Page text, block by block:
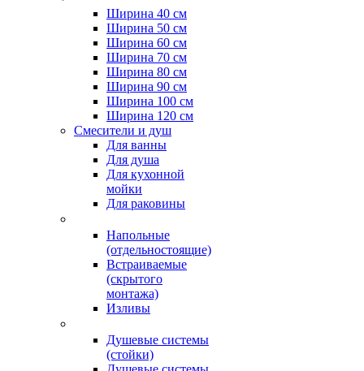
Ширина 40 см
Ширина 50 см
Ширина 60 см
Ширина 70 см
Ширина 80 см
Ширина 90 см
Ширина 100 см
Ширина 120 см
Смесители и душ
Для ванны
Для душа
Для кухонной
мойки
Для раковины
Напольные
(отдельностоящие)
Встраиваемые
(скрытого
монтажа)
Изливы
Душевые системы
(стойки)